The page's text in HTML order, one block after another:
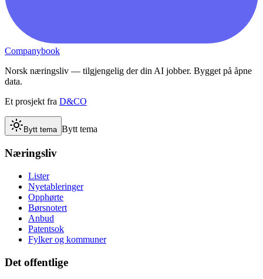
Companybook
Norsk næringsliv — tilgjengelig der din AI jobber. Bygget på åpne
data.
Et prosjekt fra D&CO
Bytt tema Bytt tema
Næringsliv
Lister
Nyetableringer
Opphørte
Børsnotert
Anbud
Patentsok
Fylker og kommuner
Det offentlige